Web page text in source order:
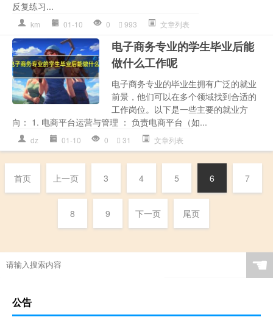
反复练习...
km 01-10 0 993 文章列表
电子商务专业的学生毕业后能
做什么工作呢
电子商务专业的毕业生拥有广泛的就业
前景，他们可以在多个领域找到合适的
工作岗位。以下是一些主要的就业方
向： 1. 电商平台运营与管理 ： 负责电商平台（如...
dz 01-10 0 31 文章列表
首页 上一页 3 4 5 6 7
8 9 下一页 尾页
☚
公告